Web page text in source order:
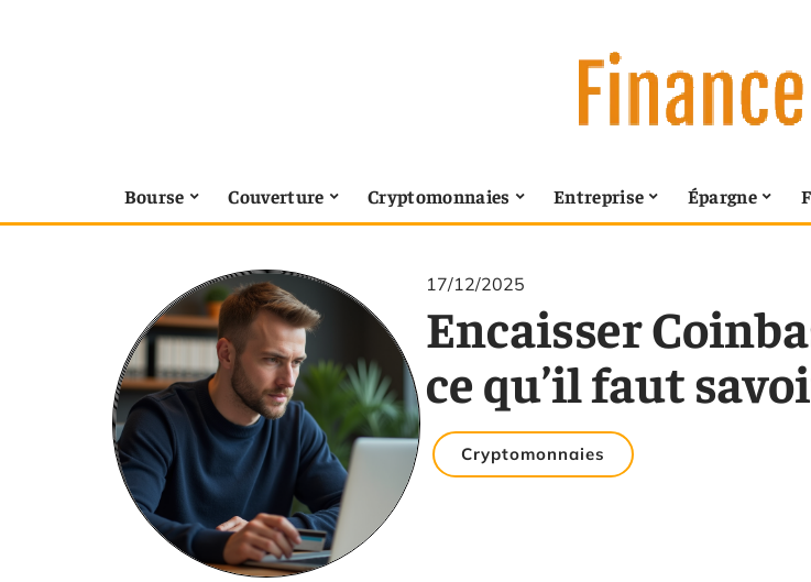
Bourse Couverture Cryptomonnaies Entreprise Épargne
17/12/2025
Encaisser
ce qu’il faut
Cryptomonnaies